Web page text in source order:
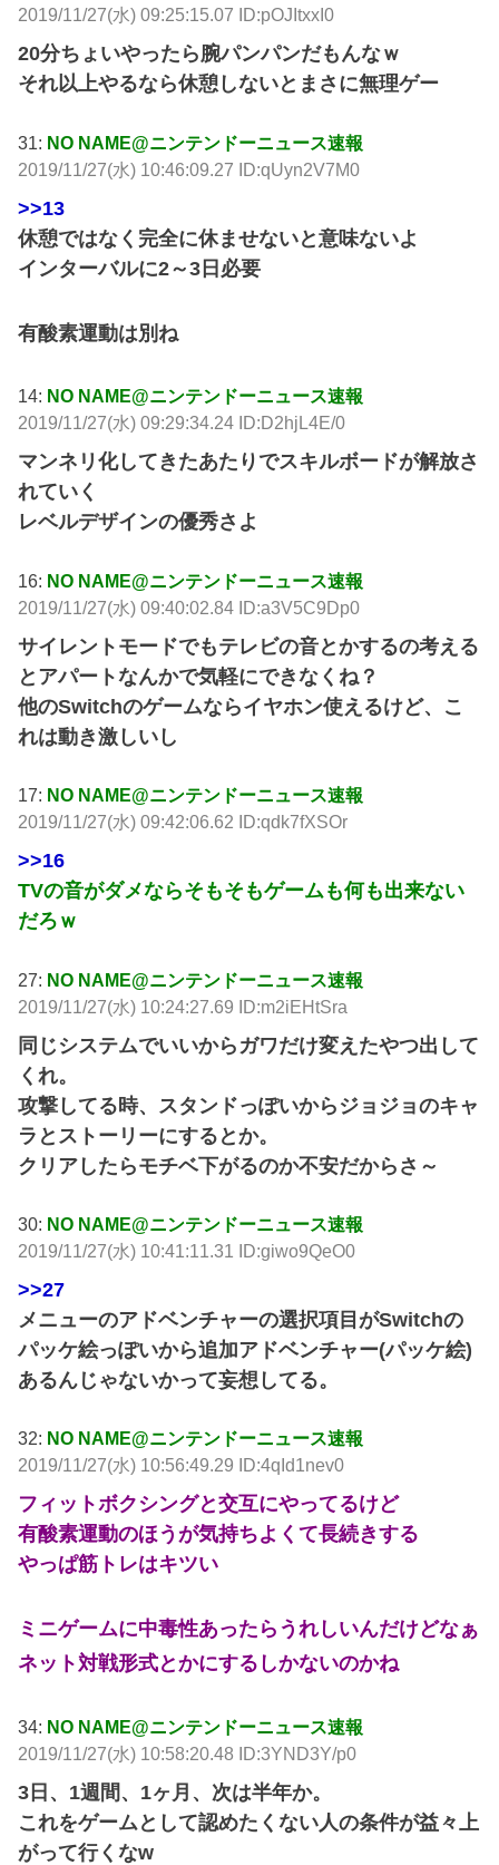
2019/11/27(水) 09:25:15.07 ID:pOJItxxI0
20分ちょいやったら腕パンパンだもんなｗ
それ以上やるなら休憩しないとまさに無理ゲー
31: NO NAME@ニンテンドーニュース速報
2019/11/27(水) 10:46:09.27 ID:qUyn2V7M0
>>13
休憩ではなく完全に休ませないと意味ないよ
インターバルに2～3日必要
有酸素運動は別ね
14: NO NAME@ニンテンドーニュース速報
2019/11/27(水) 09:29:34.24 ID:D2hjL4E/0
マンネリ化してきたあたりでスキルボードが解放さ
れていく
レベルデザインの優秀さよ
16: NO NAME@ニンテンドーニュース速報
2019/11/27(水) 09:40:02.84 ID:a3V5C9Dp0
サイレントモードでもテレビの音とかするの考える
とアパートなんかで気軽にできなくね？
他のSwitchのゲームならイヤホン使えるけど、こ
れは動き激しいし
17: NO NAME@ニンテンドーニュース速報
2019/11/27(水) 09:42:06.62 ID:qdk7fXSOr
>>16
TVの音がダメならそもそもゲームも何も出来ない
だろｗ
27: NO NAME@ニンテンドーニュース速報
2019/11/27(水) 10:24:27.69 ID:m2iEHtSra
同じシステムでいいからガワだけ変えたやつ出して
くれ。
攻撃してる時、スタンドっぽいからジョジョのキャ
ラとストーリーにするとか。
クリアしたらモチベ下がるのか不安だからさ～
30: NO NAME@ニンテンドーニュース速報
2019/11/27(水) 10:41:11.31 ID:giwo9QeO0
>>27
メニューのアドベンチャーの選択項目がSwitchの
パッケ絵っぽいから追加アドベンチャー(パッケ絵)
あるんじゃないかって妄想してる。
32: NO NAME@ニンテンドーニュース速報
2019/11/27(水) 10:56:49.29 ID:4qId1nev0
フィットボクシングと交互にやってるけど
有酸素運動のほうが気持ちよくて長続きする
やっぱ筋トレはキツい
ミニゲームに中毒性あったらうれしいんだけどなぁ
ネット対戦形式とかにするしかないのかね
34: NO NAME@ニンテンドーニュース速報
2019/11/27(水) 10:58:20.48 ID:3YND3Y/p0
3日、1週間、1ヶ月、次は半年か。
これをゲームとして認めたくない人の条件が益々上
がって行くなw